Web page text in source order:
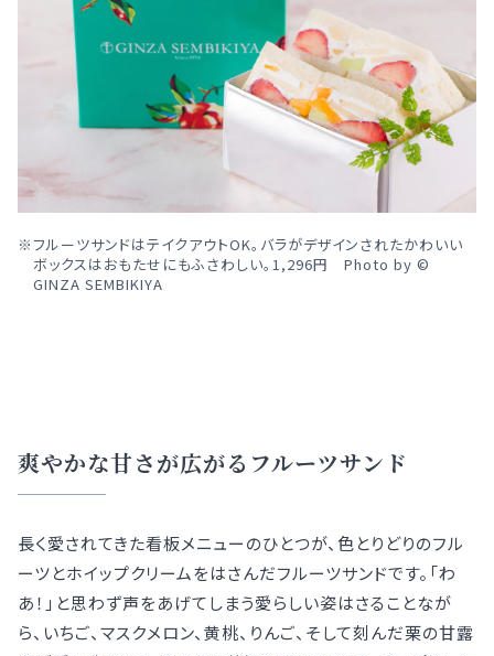
フルーツサンドはテイクアウトOK。バラがデザインされたかわいい
ボックスはおもたせにもふさわしい。1,296円 Photo by ©
GINZA SEMBIKIYA
爽やかな甘さが広がるフルーツサンド
長く愛されてきた看板メニューのひとつが、色とりどりのフル
ーツとホイップクリームをはさんだフルーツサンドです。「わ
あ！」と思わず声をあげてしまう愛らしい姿はさることなが
ら、いちご、マスクメロン、黄桃、りんご、そして刻んだ栗の甘露